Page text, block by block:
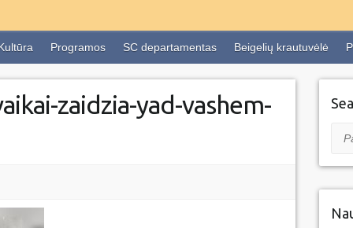
Programos SC departamentas Beigelių krautuvėlė
zaidzia-yad-vashem-